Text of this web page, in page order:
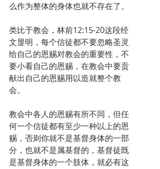
么作为整体的身体也就不存在了。
类比于教会，林前12:15-20这段经
文显明，每个信徒都不要忽略圣灵
给自己的恩赐对教会的重要性，不
要小看自己的恩赐，在教会中要贡
献出自己的恩赐用以造就整个教
会。
教会中各人的恩赐有所不同，但任
何一个信徒都有至少一种以上的恩
赐，否则你就不是基督身体的一部
分，也就不是属基督的，基督徒既
是基督身体的一个肢体，就必有这